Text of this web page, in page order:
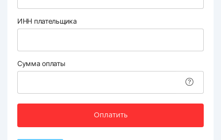
ИНН плательщика
Сумма оплаты
Оплатить